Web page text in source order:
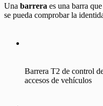
Una barrera es una barra
se pueda comprobar la
Barrera T2 de control
accesos de vehículos